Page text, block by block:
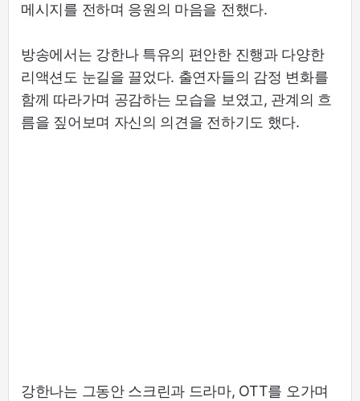
메시지를 전하며 응원의 마음을 전했다.
방송에서는 강한나 특유의 편안한 진행과 다양한
리액션도 눈길을 끌었다. 출연자들의 감정 변화를
함께 따라가며 공감하는 모습을 보였고, 관계의 흐
름을 짚어보며 자신의 의견을 전하기도 했다.
강한나는 그동안 스크린과 드라마, OTT를 오가며